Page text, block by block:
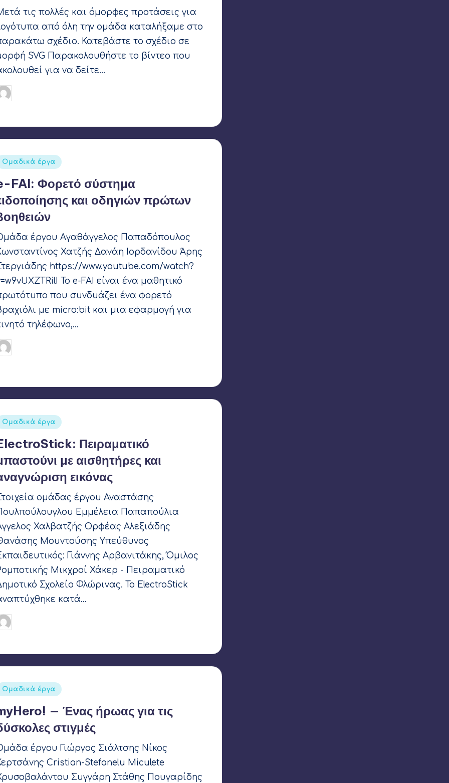
τις πολλές και όμορφες προτάσεις για
από όλη την ομάδα καταλήξαμε στο
σχέδιο. Κατεβάστε το σχέδιο σε
SVG Παρακολουθήστε το βίντεο που
για να δείτε…
Ετικέτες:
Ομαδικά έργα
FAI: Φορετό σύστημα
και οδηγιών πρώτων
έργου Αγαθάγγελος Παπαδόπουλος
Χατζής Δανάη Ιορδανίδου Άρης
https://www.youtube.com/watch?
Το e-FAI είναι ένα μαθητικό
που συνδυάζει ένα φορετό
με micro:bit και μια εφαρμογή για
τηλέφωνο,…
Ετικέτες:
Ομαδικά έργα
Πειραματικό
με αισθητήρες και
εικόνας
ομάδας έργου Αναστάσης
Εμμέλεια Παπαπούλια
Χαλβατζής Ορφέας Αλεξιάδης
Μουντούσης Υπεύθυνος
Γιάννης Αρβανιτάκης, Όμιλος
Μικχροί Χάκερ - Πειραματικό
Σχολείο Φλώρινας. Το ElectroStick
κατά…
Ετικέτες:
Ομαδικά έργα
— Ένας ήρωας για τις
στιγμές
έργου Γιώργος Σιάλτσης Νίκος
Cristian-Stefanelu Miculete
Συγγάρη Στάθης Πουγαρίδης